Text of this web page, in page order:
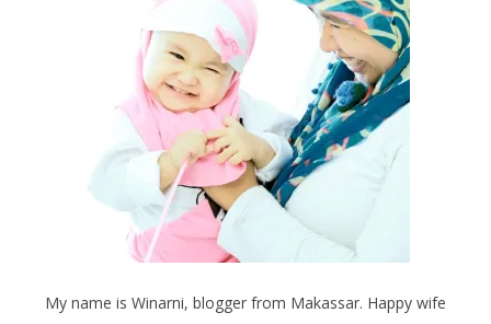
My name is Winarni, blogger from Makassar. Happy wife